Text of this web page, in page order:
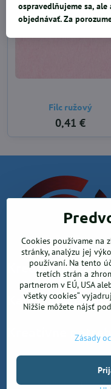
Filc ružový
0,41 €
Krea office, s.r.o.
Kancelárske
Kreatívne
©
Predvoľby súkromia
Cookies používame na
stránky, analýzu jej
používaní. Na tento
tretích strán a
partnerom v EÚ, USA
všetky cookies“
Nižšie môžete nájsť
Zásady
ospravedlňujeme sa,
objednávať. Za